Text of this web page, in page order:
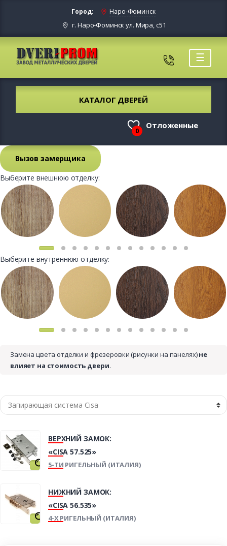
Город: Наро-Фоминск
г. Наро-Фоминск ул. Мира, с51
☰
КАТАЛОГ ДВЕРЕЙ
0
Отложенные
Вызов замерщика
Выберите внешнюю отделку:
Выберите внутреннюю отделку:
Замена цвета отделки и фрезеровки (рисунки на панелях)не
влияет на стоимость двери.
ВЕРХНИЙ ЗАМОК:
«CISA 57.525»
5-ТИ РИГЕЛЬНЫЙ (ИТАЛИЯ)
НИЖНИЙ ЗАМОК:
«CISA 56.535»
4-Х РИГЕЛЬНЫЙ (ИТАЛИЯ)